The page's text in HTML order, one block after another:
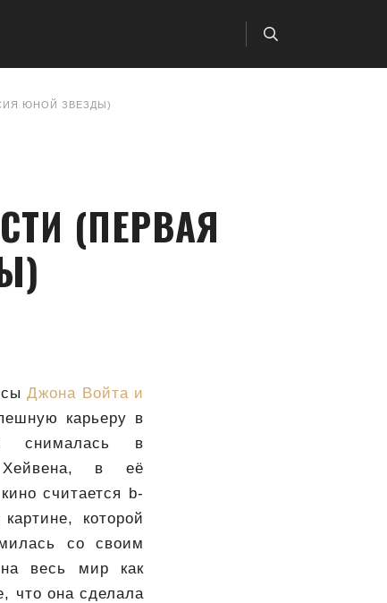
ЮНОЙ ЗВЕЗДЫ)
(ПЕРВАЯ
Джона Войта и
карьеру в
снималась в
Хейвена, в её
считается b-
которой
со своим
весь мир как
что она сделала